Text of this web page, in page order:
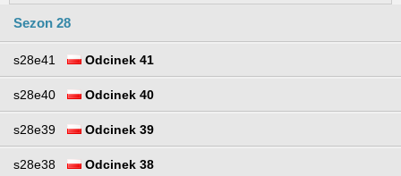
Sezon 28
s28e41 Odcinek 41
s28e40 Odcinek 40
s28e39 Odcinek 39
s28e38 Odcinek 38